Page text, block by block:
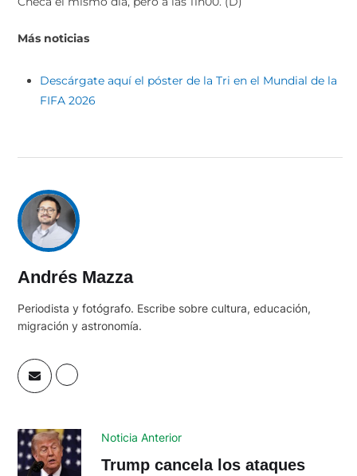
Más noticias
Descárgate aquí el póster de la Tri en el Mundial de la
FIFA 2026
Andrés Mazza
Periodista y fotógrafo. Escribe sobre cultura, educación,
migración y astronomía.
Noticia Anterior
Trump cancela los ataques